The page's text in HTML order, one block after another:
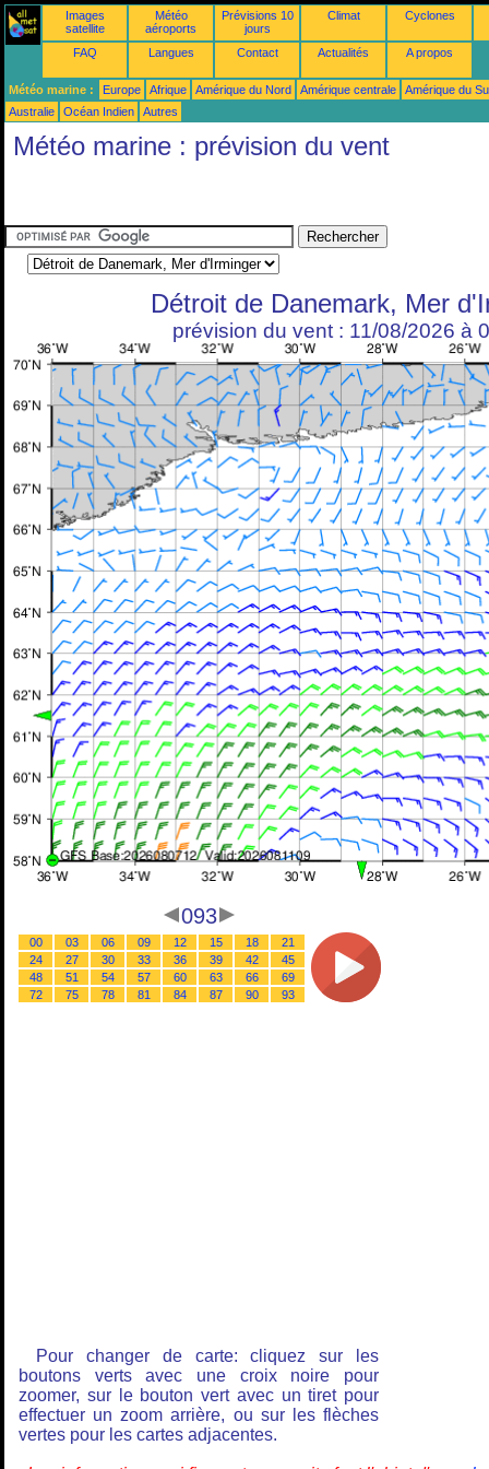
Images
satellite
Météo
aéroports
Prévisions 10
jours
Climat Cyclones
FAQ Langues Contact Actualités A propos
Météo marine : Europe Afrique Amérique du Nord Amérique centrale
Amérique du
Australie
Océan Indien Autres
Météo marine : prévision du vent
Détroit de Danemark, Mer
prévision du vent : 11/08/2026 à
093
00 03 06 09 12 15 18
21
24
27 30 33 36 39 42
45
48
51 54 57 60 63 66
69
72
75 78 81 84 87 90 93
Pour changer de carte: cliquez sur les
boutons verts avec une croix noire pour
zoomer, sur le bouton vert avec un tiret pour
effectuer un zoom arrière, ou sur les flèches
vertes pour les cartes adjacentes.